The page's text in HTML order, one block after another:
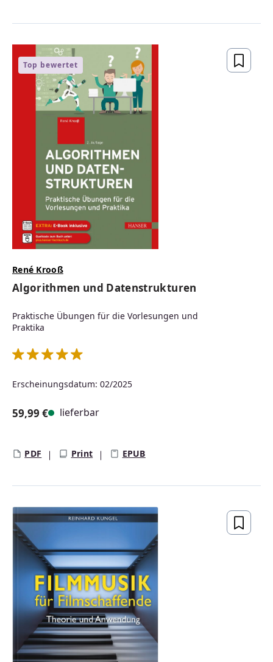
Top bewertet
René Krooß
Algorithmen und Datenstrukturen
Praktische Übungen für die Vorlesungen und
Praktika
Erscheinungsdatum: 02/2025
59,99 € lieferbar
PDF Print EPUB